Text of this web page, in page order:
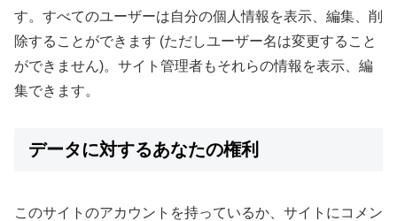
す。すべてのユーザーは自分の個人情報を表示、編集、削
除することができます (ただしユーザー名は変更すること
ができません)。サイト管理者もそれらの情報を表示、編
集できます。
データに対するあなたの権利
このサイトのアカウントを持っているか、サイトにコメン